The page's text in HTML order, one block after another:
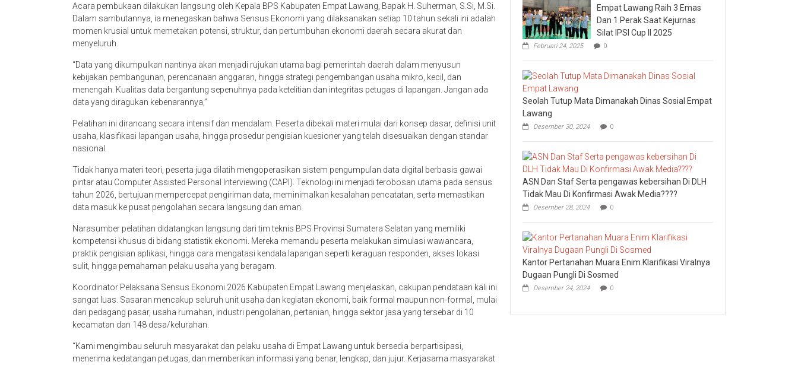
Acara pembukaan dilakukan langsung oleh Kepala BPS Kabupaten Empat Lawang, Bapak H. Suherman, S.Si, M.Si.
Dalam sambutannya, ia menegaskan bahwa Sensus Ekonomi yang dilaksanakan setiap 10 tahun sekali ini adalah
momen krusial untuk memetakan potensi, struktur, dan pertumbuhan ekonomi daerah secara akurat dan
menyeluruh.
“Data yang dikumpulkan nantinya akan menjadi rujukan utama bagi pemerintah daerah dalam menyusun
kebijakan pembangunan, perencanaan anggaran, hingga strategi pengembangan usaha mikro, kecil, dan
menengah. Kualitas data bergantung sepenuhnya pada ketelitian dan integritas petugas di lapangan. Jangan ada
data yang diragukan kebenarannya,”
Pelatihan ini dirancang secara intensif dan mendalam. Peserta dibekali materi mulai dari konsep dasar, definisi unit
usaha, klasifikasi lapangan usaha, hingga prosedur pengisian kuesioner yang telah disesuaikan dengan standar
nasional.
Tidak hanya materi teori, peserta juga dilatih mengoperasikan sistem pengumpulan data digital berbasis gawai
pintar atau Computer Assisted Personal Interviewing (CAPI). Teknologi ini menjadi terobosan utama pada sensus
tahun 2026, bertujuan mempercepat pengiriman data, meminimalkan kesalahan pencatatan, serta memastikan
data masuk ke pusat pengolahan secara langsung dan aman.
Narasumber pelatihan didatangkan langsung dari tim teknis BPS Provinsi Sumatera Selatan yang memiliki
kompetensi khusus di bidang statistik ekonomi. Mereka memandu peserta melakukan simulasi wawancara,
praktik pengisian aplikasi, hingga cara mengatasi kendala lapangan seperti keraguan responden, akses lokasi
sulit, hingga pemahaman pelaku usaha yang beragam.
Koordinator Pelaksana Sensus Ekonomi 2026 Kabupaten Empat Lawang menjelaskan, cakupan pendataan kali ini
sangat luas. Sasaran mencakup seluruh unit usaha dan kegiatan ekonomi, baik formal maupun non-formal, mulai
dari pedagang pasar, usaha rumahan, industri pengolahan, pertanian, hingga sektor jasa yang tersebar di 10
kecamatan dan 148 desa/kelurahan.
“Kami mengimbau seluruh masyarakat dan pelaku usaha di Empat Lawang untuk bersedia berpartisipasi,
menerima kedatangan petugas, dan memberikan informasi yang benar, lengkap, dan jujur. Kerjasama masyarakat
Empat Lawang Raih 3 Emas
Dan 1 Perak Saat Kejurnas
Silat IPSI Cup II 2025
Februari 24, 2025 0
Seolah Tutup Mata Dimanakah Dinas Sosial Empat
Lawang
Desember 30, 2024 0
ASN Dan Staf Serta pengawas kebersihan Di DLH
Tidak Mau Di Konfirmasi Awak Media????
Desember 28, 2024 0
Kantor Pertanahan Muara Enim Klarifikasi Viralnya
Dugaan Pungli Di Sosmed
Desember 24, 2024 0